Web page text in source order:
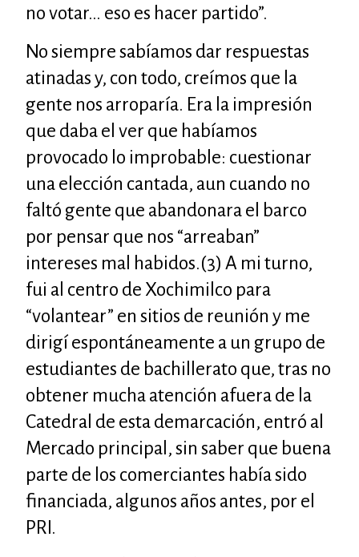
no votar… eso es hacer partido”.
No siempre sabíamos dar respuestas
atinadas y, con todo, creímos que la
gente nos arroparía. Era la impresión
que daba el ver que habíamos
provocado lo improbable: cuestionar
una elección cantada, aun cuando no
faltó gente que abandonara el barco
por pensar que nos “arreaban”
intereses mal habidos.(3) A mi turno,
fui al centro de Xochimilco para
“volantear” en sitios de reunión y me
dirigí espontáneamente a un grupo de
estudiantes de bachillerato que, tras no
obtener mucha atención afuera de la
Catedral de esta demarcación, entró al
Mercado principal, sin saber que buena
parte de los comerciantes había sido
financiada, algunos años antes, por el
PRI .